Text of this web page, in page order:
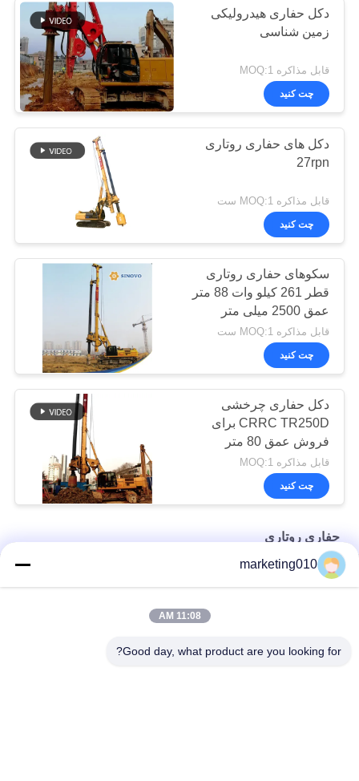
دکل حفاری هیدرولیکی
زمین شناسی
قابل مذاکره MOQ:1
چت کنید
دکل های حفاری روتاری
27rpn
قابل مذاکره MOQ:1 ست
چت کنید
سکوهای حفاری روتاری
قطر 261 کیلو وات 88 متر
عمق 2500 میلی متر
قابل مذاکره MOQ:1 ست
چت کنید
دکل حفاری چرخشی
CRRC TR250D برای
فروش عمق 80 متر
قابل مذاکره MOQ:1
چت کنید
حفاری روتاری
دستگاه حفاری چرخش TR60
marketing010
11:08 AM
Good day, what product are you looking for?